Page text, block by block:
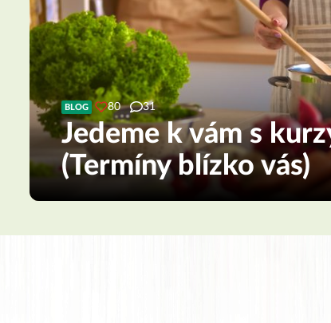
BLOG 80 31
Jedeme k vám s
(Termíny blízko vás)